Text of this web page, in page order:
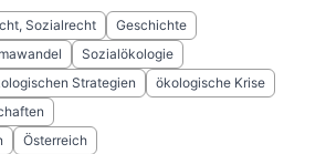
Sozialrecht
Geschichte
Sozialökologie
Strategien
ökologische Krise
Österreich